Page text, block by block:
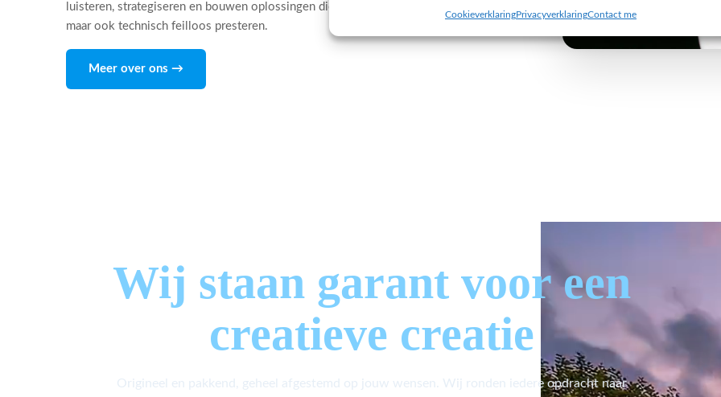
CookieverklaringPrivacyverklaringContact me
luisteren, strategiseren en bouwen oplossingen die niet alleen visueel indruk maken,
maar ook technisch feilloos presteren.
Meer over ons →
Wij staan garant voor een
creatieve creatie
Origineel en pakkend, geheel afgestemd op jouw wensen. Wij ronden iedere opdracht naar